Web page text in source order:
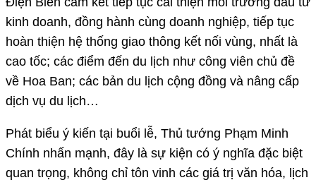
kinh doanh, đồng hành cùng doanh nghiệp, tiếp tục
hoàn thiện hệ thống giao thông kết nối vùng, nhất là
cao tốc; các điểm đến du lịch như công viên chủ đề
về Hoa Ban; các bản du lịch cộng đồng và nâng cấp
dịch vụ du lịch…
Phát biểu ý kiến tại buổi lễ, Thủ tướng Phạm Minh
Chính nhấn mạnh, đây là sự kiện có ý nghĩa đặc biệt
quan trọng, không chỉ tôn vinh các giá trị văn hóa, lịch